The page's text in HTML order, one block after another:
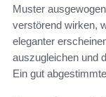
Muster
verstörend wirken,
eleganter
auszugleichen und
Ein gut